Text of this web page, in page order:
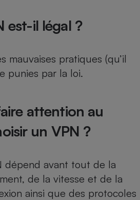
est-il légal ?
mauvaises pratiques (qu’il
punies par la loi.
attention au
un VPN ?
dépend avant tout de la
de la vitesse et de la
ainsi que des protocoles